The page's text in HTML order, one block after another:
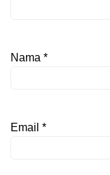
Nama *
Email *